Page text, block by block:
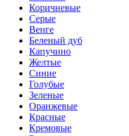
Коричневые
Серые
Венге
Беленый дуб
Капучино
Желтые
Синие
Голубые
Зеленые
Оранжевые
Красные
Кремовые